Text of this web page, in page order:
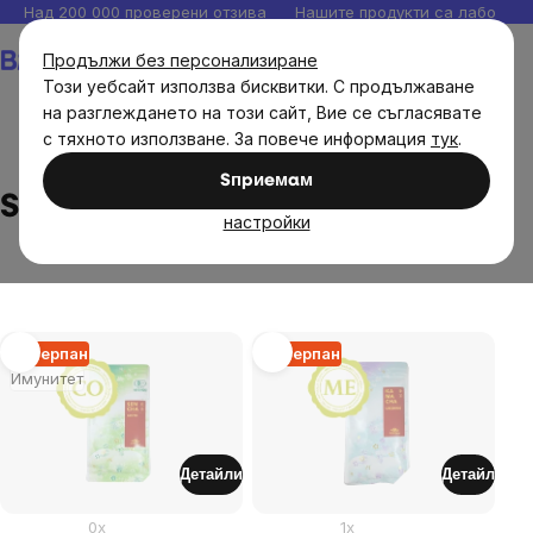
Продължи без персонализиране
Този уебсайт използва бисквитки. С продължаване
на разглеждането на този сайт, Вие се съгласявате
с тяхното използване. За повече информация тук.
Sпpиeмaм
настройки
Прескочи
към
съдържанието
Над 200 000 проверени отзива Нашите продукти са
Spolek milců čaje s.r.o.
Spolek milců čaje s.r.o.
List
of
products
Имунитет
Изчерпан
0x
Детайли
Изчерпан
1x
Детайл